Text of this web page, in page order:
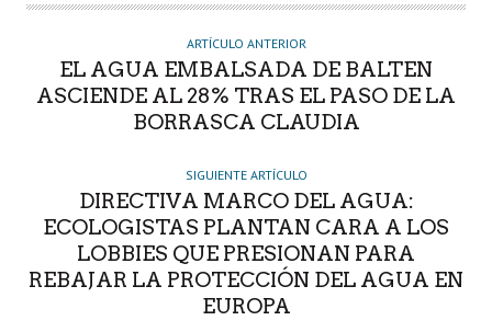
O
ARTÍCULO ANTERIOR
EL AGUA EMBALSADA DE BALTEN
ASCIENDE AL 28% TRAS EL PASO DE LA
BORRASCA CLAUDIA
SIGUIENTE ARTÍCULO
DIRECTIVA MARCO DEL AGUA:
ECOLOGISTAS PLANTAN CARA A LOS
LOBBIES QUE PRESIONAN PARA
REBAJAR LA PROTECCIÓN DEL AGUA EN
EUROPA